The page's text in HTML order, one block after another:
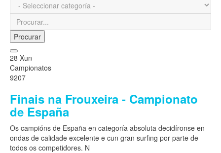
Procurar
28 Xun
Campionatos
9207
Finais na Frouxeira - Campionato
de España
Os campións de España en categoría absoluta decidíronse en
ondas de calidade excelente e cun gran surfing por parte de
todos os competidores. N